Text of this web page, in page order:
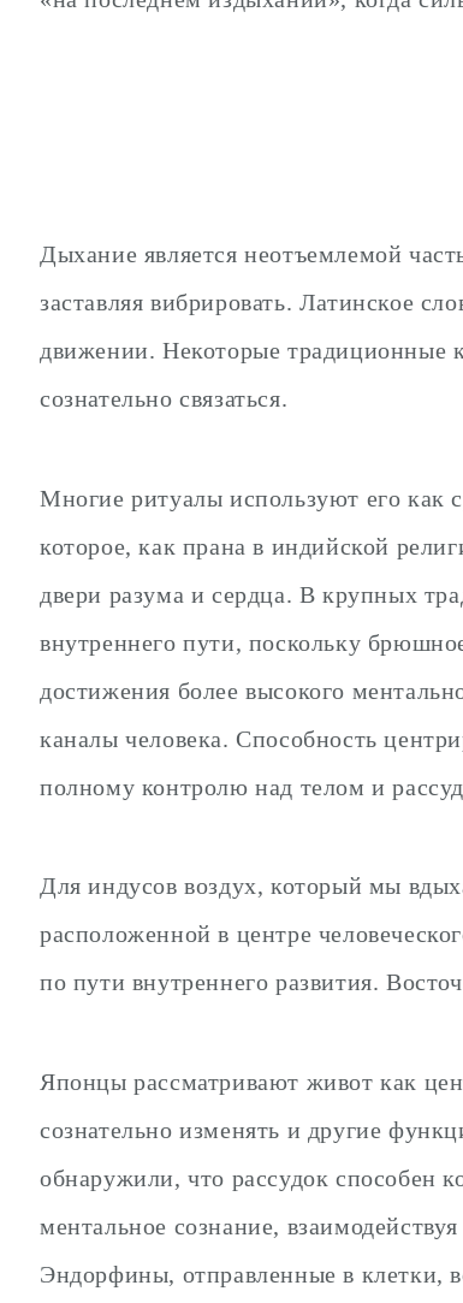
Дыхание является неотъемлемой
заставляя вибрировать. Латинское
движении. Некоторые традиционные
сознательно связаться.
Многие ритуалы используют его как
которое, как прана в индийской
двери разума и сердца. В крупных
внутреннего пути, поскольку
достижения более высокого
каналы человека. Способность
полному контролю над телом и
Для индусов воздух, который мы
расположенной в центре
по пути внутреннего развития.
Японцы рассматривают живот как
сознательно изменять и другие
обнаружили, что рассудок способен
ментальное сознание,
Эндорфины, отправленные в клетки,